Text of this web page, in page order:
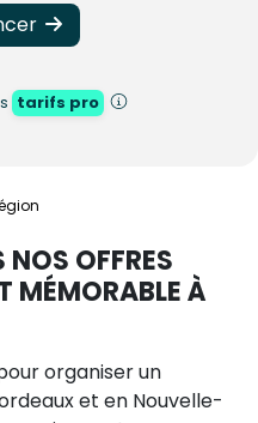
tarifs pro
OFFRES
MÉMORABLE À
organiser un
et en Nouvelle-